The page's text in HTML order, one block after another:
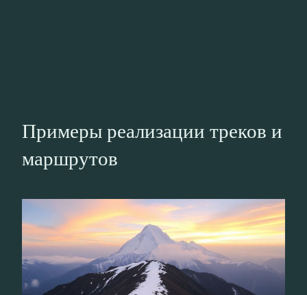
Примеры реализации треков и
маршрутов